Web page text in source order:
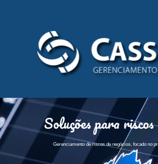
Soluções para
Gerenciamento de riscos de negócios, focado no